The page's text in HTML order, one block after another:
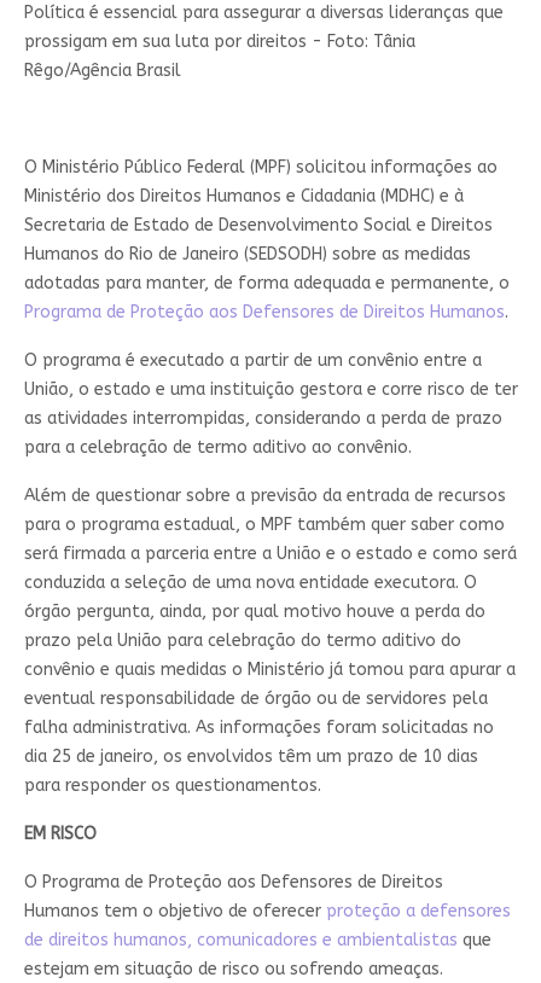
Política é essencial para assegurar a diversas lideranças que
prossigam em sua luta por direitos - Foto: Tânia
Rêgo/Agência Brasil
O Ministério Público Federal (MPF) solicitou informações ao
Ministério dos Direitos Humanos e Cidadania (MDHC) e à
Secretaria de Estado de Desenvolvimento Social e Direitos
Humanos do Rio de Janeiro (SEDSODH) sobre as medidas
adotadas para manter, de forma adequada e permanente, o
Programa de Proteção aos Defensores de Direitos Humanos.
O programa é executado a partir de um convênio entre a
União, o estado e uma instituição gestora e corre risco de ter
as atividades interrompidas, considerando a perda de prazo
para a celebração de termo aditivo ao convênio.
Além de questionar sobre a previsão da entrada de recursos
para o programa estadual, o MPF também quer saber como
será firmada a parceria entre a União e o estado e como será
conduzida a seleção de uma nova entidade executora. O
órgão pergunta, ainda, por qual motivo houve a perda do
prazo pela União para celebração do termo aditivo do
convênio e quais medidas o Ministério já tomou para apurar a
eventual responsabilidade de órgão ou de servidores pela
falha administrativa. As informações foram solicitadas no
dia 25 de janeiro, os envolvidos têm um prazo de 10 dias
para responder os questionamentos.
EM RISCO
O Programa de Proteção aos Defensores de Direitos
Humanos tem o objetivo de oferecer proteção a defensores
de direitos humanos, comunicadores e ambientalistas que
estejam em situação de risco ou sofrendo ameaças.